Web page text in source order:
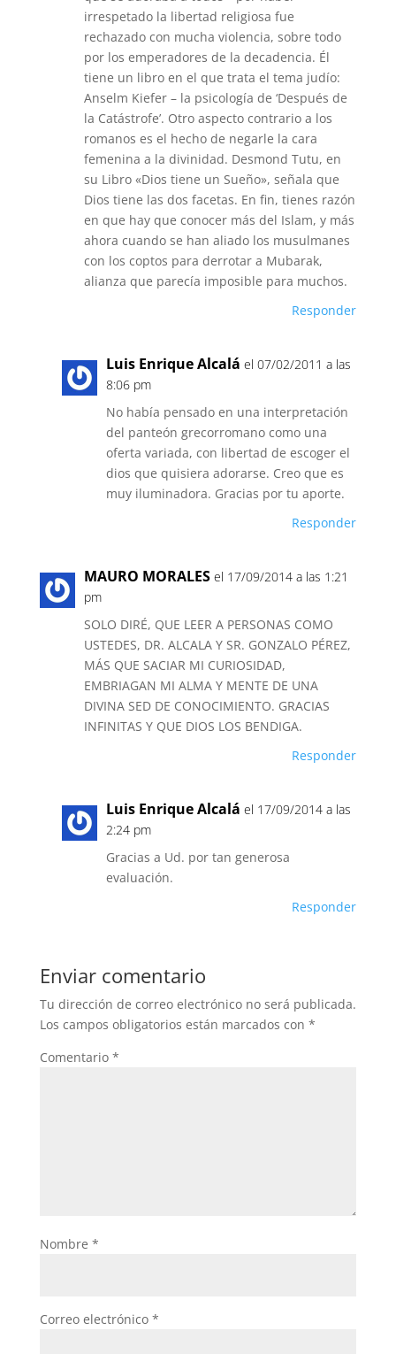
irrespetado la libertad religiosa fue
rechazado con mucha violencia, sobre todo
por los emperadores de la decadencia. Él
tiene un libro en el que trata el tema judío:
Anselm Kiefer – la psicología de ‘Después de
la Catástrofe’. Otro aspecto contrario a los
romanos es el hecho de negarle la cara
femenina a la divinidad. Desmond Tutu, en
su Libro «Dios tiene un Sueño», señala que
Dios tiene las dos facetas. En fin, tienes razón
en que hay que conocer más del Islam, y más
ahora cuando se han aliado los musulmanes
con los coptos para derrotar a Mubarak,
alianza que parecía imposible para muchos.
Responder
Luis Enrique Alcalá el 07/02/2011 a las
8:06 pm
No había pensado en una interpretación
del panteón grecorromano como una
oferta variada, con libertad de escoger el
dios que quisiera adorarse. Creo que es
muy iluminadora. Gracias por tu aporte.
Responder
MAURO MORALES el 17/09/2014 a las 1:21
pm
SOLO DIRÉ, QUE LEER A PERSONAS COMO
USTEDES, DR. ALCALA Y SR. GONZALO PÉREZ,
MÁS QUE SACIAR MI CURIOSIDAD,
EMBRIAGAN MI ALMA Y MENTE DE UNA
DIVINA SED DE CONOCIMIENTO. GRACIAS
INFINITAS Y QUE DIOS LOS BENDIGA.
Responder
Luis Enrique Alcalá el 17/09/2014 a las
2:24 pm
Gracias a Ud. por tan generosa
evaluación.
Responder
Enviar comentario
Tu dirección de correo electrónico no será publicada.
Los campos obligatorios están marcados con *
Comentario *
Nombre *
Correo electrónico *